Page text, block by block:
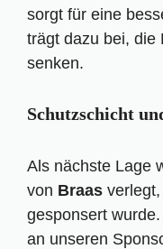
sorgt für eine
trägt dazu bei, die
senken.
Schutzschicht
Als nächste Lage
von Braas
gesponsert
an unseren